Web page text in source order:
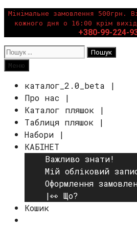
Перейти
вмісту
Мінімальне замовлення 500грн.
кожного дня о 16:00 крім
+380-99-224-
Пошук:
Пошук
Меню
каталог_2.0_beta |
Про нас |
Каталог пляшок |
Таблиця пляшок |
Набори |
КАБІНЕТ
Важливо знати!
Мій обліковий
Оформлення
|👀 Що?
Кошик